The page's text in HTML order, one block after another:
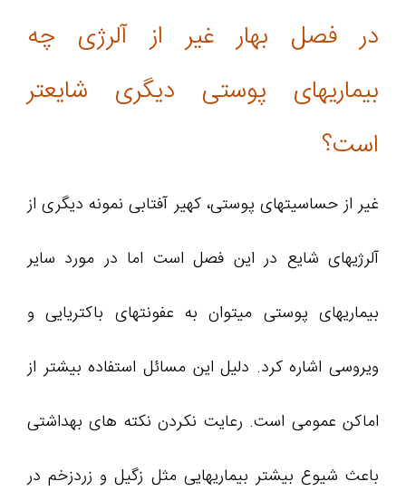
در فصل بهار غیر از آلرژی چه
بیماریهای پوستی دیگری شایعتر
است؟
غیر از حساسیتهای پوستی، کهیر آفتابی نمونه دیگری از
آلرژیهای شایع در این فصل است اما در مورد سایر
بیماریهای پوستی میتوان به عفونتهای باکتریایی و
ویروسی اشاره کرد. دلیل این مسائل استفاده بیشتر از
اماکن عمومی است. رعایت نکردن نکته های بهداشتی
باعث شیوع بیشتر بیماریهایی مثل زگیل و زردزخم در